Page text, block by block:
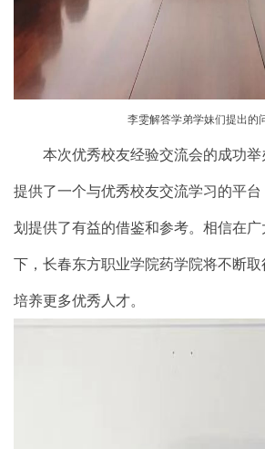
李雯解答学弟学妹们提出的
本次优秀校友经验交流会的成功
提供了一个与优秀校友交流学习的平
划提供了有益的借鉴和参考。相信在
下，长春东方职业学院药学院将不断
培养更多优秀人才。